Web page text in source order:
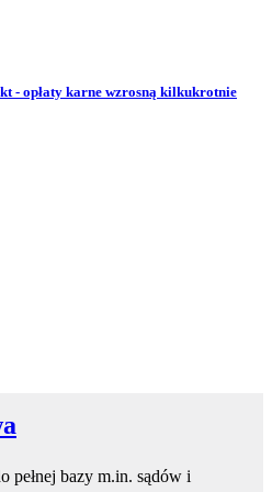
- opłaty karne wzrosną kilkukrotnie
pełnej bazy m.in. sądów i